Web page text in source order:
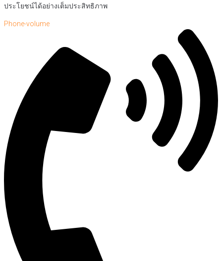
ประโยชน์ได้อย่างเต็มประสิทธิภาพ
Phone-volume